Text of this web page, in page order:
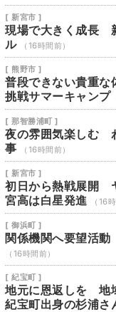
[ 新宮市 ]
現場で大きく成長
ル
（16時間前）
[ 熊野市 ]
普段できない貴重
挑戦サマーキャンプ
[ 那智勝浦町 ]
夜の雰囲気楽しむ
事
（16時間前）
[ 新宮市 ]
初日から熱戦展開
宮高は白星発進
（16
[ 御浜町 ]
関係機関へ要望活
（16時間前）
[ 紀宝町 ]
地元に恩返しを 地
紀宝町出身の杉浦さ